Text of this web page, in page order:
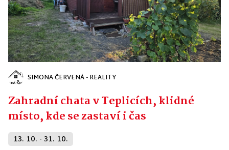
SIMONA ČERVENÁ - REALITY
Zahradní chata v Teplicích, klidné
místo, kde se zastaví i čas
13. 10. - 31. 10.